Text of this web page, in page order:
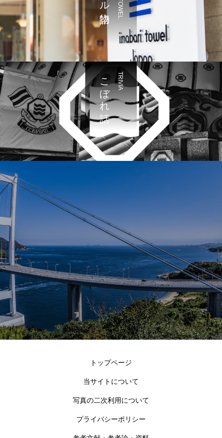
TRIVIA
こぼれ話
トップページ
当サイトについて
写真の二次利用について
プライバシーポリシー